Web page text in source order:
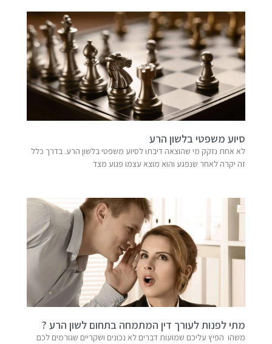
סיוע משפטי בלשון הרע
לא אחת נזקק מי שהוצאה דיבתו לסיוע משפטי בלשון הרע. בדרך כלל
זה יקרה לאחר שנפגע והוא מוצא עצמו פגוע מצד
מתי לפנות לעורך דין המתמחה בתחום לשון הרע ?
משהו הפיץ עליכם שמועות דברים לא נכונים ושקריים שגורמים לכם